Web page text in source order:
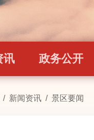
讯 政务公开
/ 新闻资讯 / 景区要闻